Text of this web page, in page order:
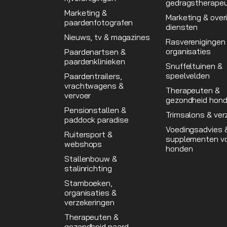
Marketing &
paardenfotografen
Nieuws, tv & magazines
Paardenartsen &
paardenklinieken
Paardentrailers,
vrachtwagens &
vervoer
Pensionstallen &
paddock paradise
Ruitersport &
webshops
Stallenbouw &
stalinrichting
Stamboeken,
organisaties &
verzekeringen
Therapeuten &
Marketing &
diensten
Rasverenigingen
organisaties
Snuffeltuinen &
speelvelden
Therapeuten &
gezondheid hond
Trimsalons &
Voedingsadvies
supplementen
honden